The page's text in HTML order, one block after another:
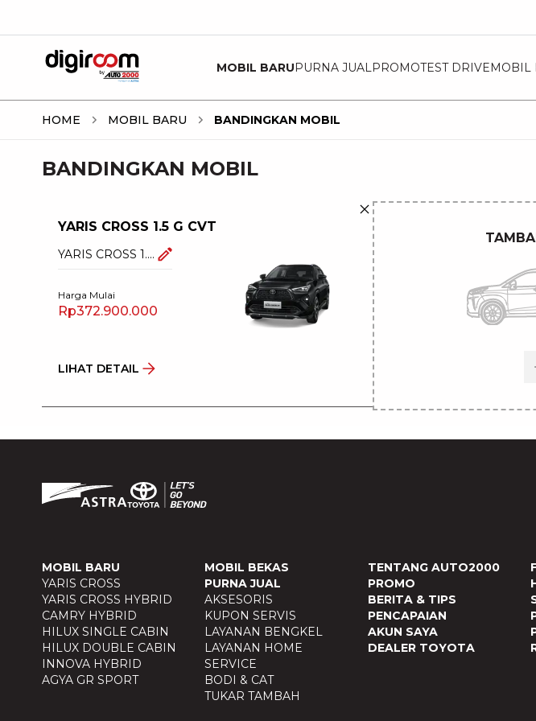
MOBIL BARUPURNA JUAL PROMOTEST DRIVEMOBIL
HOME MOBIL BARU BANDINGKAN MOBIL
BANDINGKAN MOBIL
YARIS CROSS 1.5 G CVT
YARIS CROSS 1.5
Harga Mulai
Rp372.900.000
LIHAT DETAIL
MOBIL BARU
YARIS CROSS
YARIS CROSS HYBRID
CAMRY HYBRID
HILUX SINGLE CABIN
HILUX DOUBLE CABIN
INNOVA HYBRID
AGYA GR SPORT
MOBIL BEKAS
PURNA JUAL
AKSESORIS
KUPON SERVIS
LAYANAN BENGKEL
LAYANAN HOME
SERVICE
BODI & CAT
TUKAR TAMBAH
TENTANG AUTO2000
PROMO
BERITA & TIPS
PENCAPAIAN
AKUN SAYA
DEALER TOYOTA